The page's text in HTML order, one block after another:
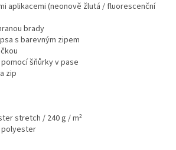
aplikacemi (neonově žlutá / fluorescenční
brady
s barevným zipem
šňůrky v pase
zip
stretch / 240 g / m²
polyester